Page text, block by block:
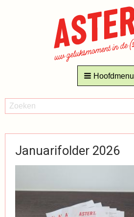
Hoofdmenu
ZOEKEN
Zoeken
Januarifolder 2026